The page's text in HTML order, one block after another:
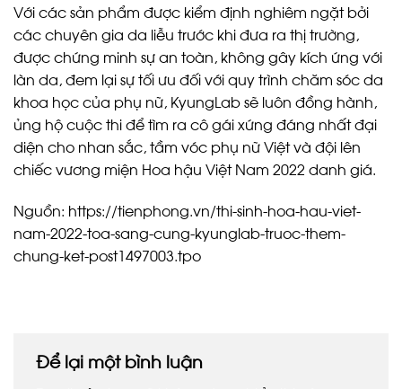
Với các sản phẩm được kiểm định nghiêm ngặt bởi
các chuyên gia da liễu trước khi đưa ra thị trường,
được chứng minh sự an toàn, không gây kích ứng với
làn da, đem lại sự tối ưu đối với quy trình chăm sóc da
khoa học của phụ nữ, KyungLab sẽ luôn đồng hành,
ủng hộ cuộc thi để tìm ra cô gái xứng đáng nhất đại
diện cho nhan sắc, tầm vóc phụ nữ Việt và đội lên
chiếc vương miện Hoa hậu Việt Nam 2022 danh giá.
Nguồn: https://tienphong.vn/thi-sinh-hoa-hau-viet-
nam-2022-toa-sang-cung-kyunglab-truoc-them-
chung-ket-post1497003.tpo
Để lại một bình luận